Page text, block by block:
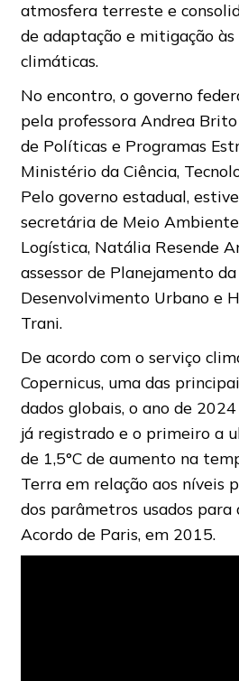
atmosfera terreste e
de adaptação e mitigação às
climáticas.
No encontro, o governo
pela professora Andrea
de Políticas e Programas
Ministério da Ciência,
Pelo governo estadual,
secretária de Meio
Logística, Natália Resende
assessor de Planejamento
Desenvolvimento Urbano e
Trani.
De acordo com o serviço
Copernicus, uma das
dados globais, o ano de
já registrado e o primeiro a
de 1,5°C de aumento na
Terra em relação aos níveis
dos parâmetros usados para
Acordo de Paris, em 2015.